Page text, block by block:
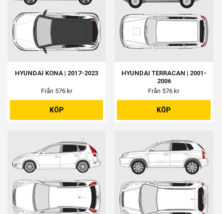
HYUNDAI KONA | 2017-2023
Från 576 kr
KÖP
HYUNDAI TERRACAN | 2001-
2006
Från 576 kr
KÖP